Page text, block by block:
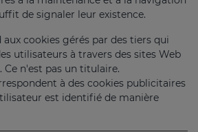
de signaler leur existence.
cookies gérés par des tiers qui
utilisateurs à travers des sites Web
Ce n'est pas un titulaire.
à des cookies publicitaires
est identifié de manière